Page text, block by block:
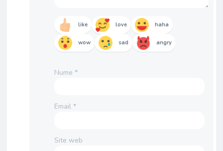
like love haha
wow sad angry
Nume *
Email *
Site web